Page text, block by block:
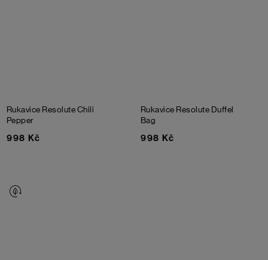
Rukavice ResoluteChili
Pepper
998 Kč
Rukavice Resolute Duffel
Bag
998 Kč